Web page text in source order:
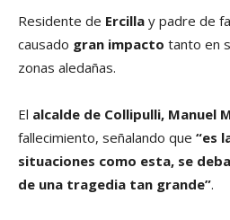
Residente de Ercilla y padre de
causado gran impacto tanto en
zonas aledañas.
El alcalde de Collipulli, Manuel
fallecimiento, señalando que “es
situaciones como esta, se
de una tragedia tan grande”.